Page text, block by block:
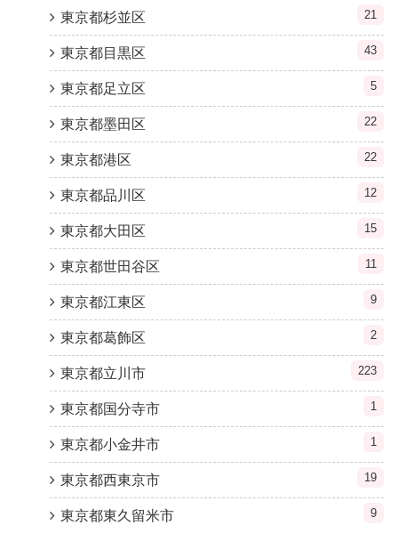
東京都杉並区 21
東京都目黒区 43
東京都足立区 5
東京都墨田区 22
東京都港区 22
東京都品川区 12
東京都大田区 15
東京都世田谷区 11
東京都江東区 9
東京都葛飾区 2
東京都立川市 223
東京都国分寺市 1
東京都小金井市 1
東京都西東京市 19
東京都東久留米市 9